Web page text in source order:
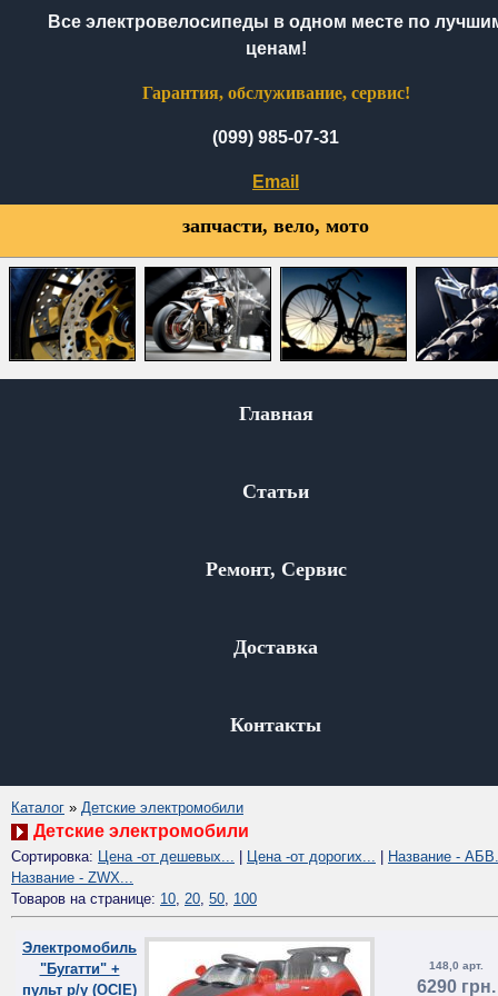
Все электровелосипеды в одном месте по
ценам!
Гарантия, обслуживание, сервис!
(099) 985-07-31
Email
запчасти, вело, мото
Главная
Статьи
Ремонт, Сервис
Доставка
Контакты
Каталог » Детские электромобили
Детские электромобили
Сортировка: Цена -от дешевых... | Цена -от дорогих... | Название -
Название - ZWX...
Товаров на странице: 10 20 50 100
Электромобиль
"Бугатти" +
пульт р/у (OCIE)
148,0 арт.
6290 грн.